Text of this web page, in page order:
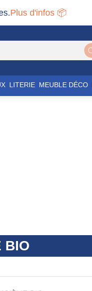
Plus d'infos 📦
LITERIE MEUBLE DÉCO
BIO